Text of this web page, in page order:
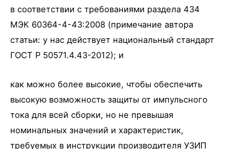
в соответствии с требованиями раздела 434
МЭК 60364-4-43:2008 (примечание автора
статьи: у нас действует национальный стандарт
ГОСТ Р 50571.4.43-2012); и
как можно более высокие, чтобы обеспечить
высокую возможность защиты от импульсного
тока для всей сборки, но не превышая
номинальных значений и характеристик,
требуемых в инструкции производителя УЗИП